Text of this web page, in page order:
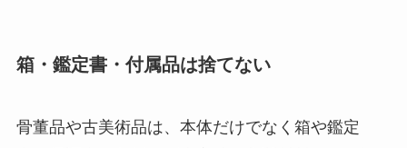
箱・鑑定書・付属品は捨てない
骨董品や古美術品は、本体だけでなく箱や鑑定